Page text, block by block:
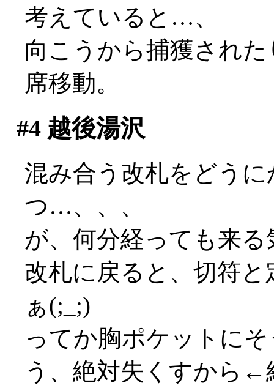
考えていると…、
向こうから捕獲された
席移動。
#4越後湯沢
混み合う改札をどう
つ…、、、
が、何分経っても来
改札に戻ると、切符
ぁ(;_;)
ってか胸ポケットに
う、絶対失くすから←